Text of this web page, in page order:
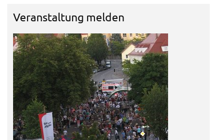
Veranstaltung melden